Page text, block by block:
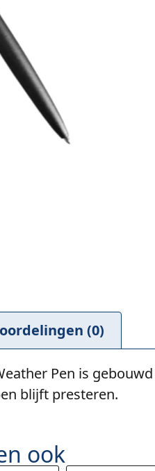
(0)
Pen is
blijft presteren.
ook